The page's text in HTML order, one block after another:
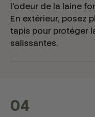
l'odeur de la laine
En extérieur, posez
tapis pour protéger
salissantes.
04